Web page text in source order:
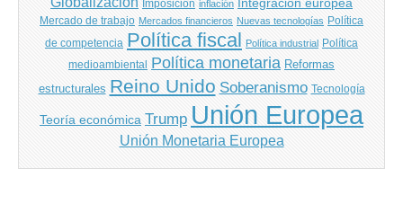
Imposición inflación
Mercado de trabajo Mercados financieros Nuevas tecnologías Política
de competencia Política fiscal Política industrial Política
medioambiental Política monetaria Reformas
estructurales Reino Unido Soberanismo Tecnología
Teoría económica Trump Unión Europea
Unión Monetaria Europea